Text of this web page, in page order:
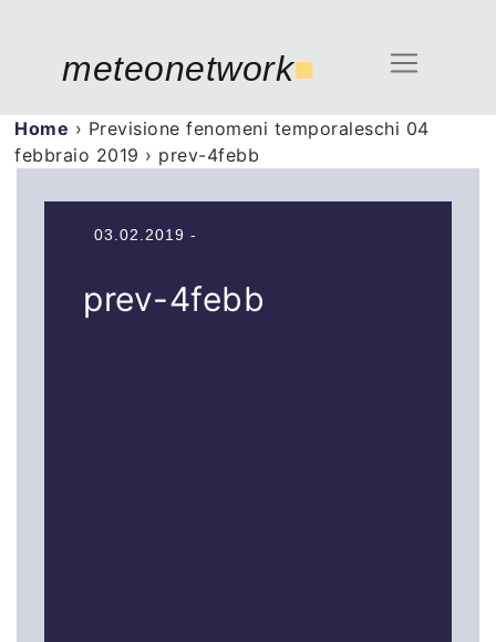
meteonetwork■
Home › Previsione fenomeni temporaleschi 04
febbraio 2019 › prev-4febb
03.02.2019 -
prev-4febb